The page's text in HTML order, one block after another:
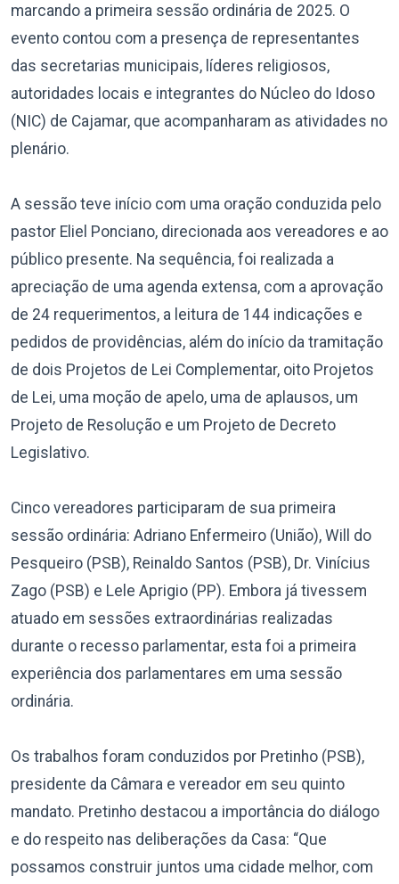
marcando a primeira sessão ordinária de 2025. O
evento contou com a presença de representantes
das secretarias municipais, líderes religiosos,
autoridades locais e integrantes do Núcleo do Idoso
(NIC) de Cajamar, que acompanharam as atividades no
plenário.
A sessão teve início com uma oração conduzida pelo
pastor Eliel Ponciano, direcionada aos vereadores e ao
público presente. Na sequência, foi realizada a
apreciação de uma agenda extensa, com a aprovação
de 24 requerimentos, a leitura de 144 indicações e
pedidos de providências, além do início da tramitação
de dois Projetos de Lei Complementar, oito Projetos
de Lei, uma moção de apelo, uma de aplausos, um
Projeto de Resolução e um Projeto de Decreto
Legislativo.
Cinco vereadores participaram de sua primeira
sessão ordinária: Adriano Enfermeiro (União), Will do
Pesqueiro (PSB), Reinaldo Santos (PSB), Dr. Vinícius
Zago (PSB) e Lele Aprigio (PP). Embora já tivessem
atuado em sessões extraordinárias realizadas
durante o recesso parlamentar, esta foi a primeira
experiência dos parlamentares em uma sessão
ordinária.
Os trabalhos foram conduzidos por Pretinho (PSB),
presidente da Câmara e vereador em seu quinto
mandato. Pretinho destacou a importância do diálogo
e do respeito nas deliberações da Casa: “Que
possamos construir juntos uma cidade melhor, com